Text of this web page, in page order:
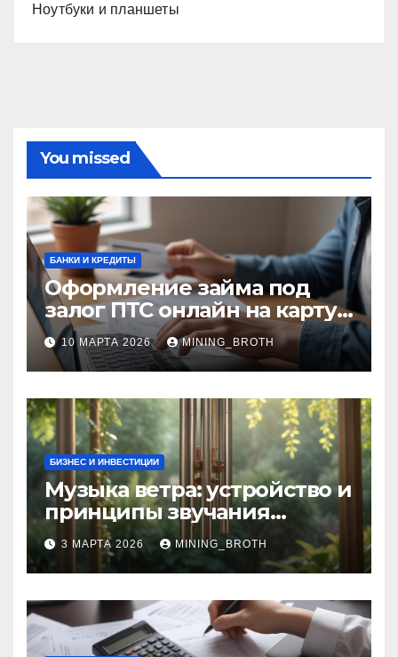
Ноутбуки и планшеты
You missed
БАНКИ И КРЕДИТЫ
Оформление займа под
залог ПТС онлайн на карту
без визита в офис: порядок,
требования и документы
10 МАРТА 2026 MINING_BROTH
БИЗНЕС И ИНВЕСТИЦИИ
Музыка ветра: устройство и
принципы звучания
колокольчиков
3 МАРТА 2026 MINING_BROTH